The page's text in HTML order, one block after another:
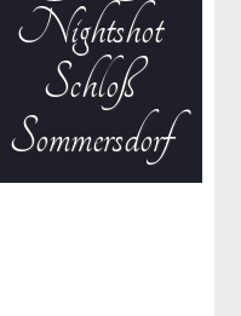
Nightshot
Schloß
Sommersdorf